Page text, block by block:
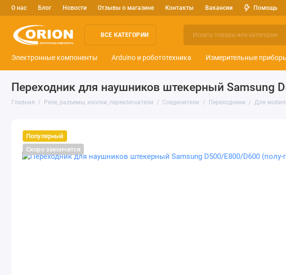
О нас Блог Новости Отзывы о магазине Контакты Вакансии Помощь
ВСЕ КАТЕГОРИИ
Электронные компоненты Arduino и робототехника Измерительные
Переходник для наушников штекерный Samsung
Главная Реле, разъемы, кнопки, переключатели Соединители Переходники Для
Популярный
Скоро закончится